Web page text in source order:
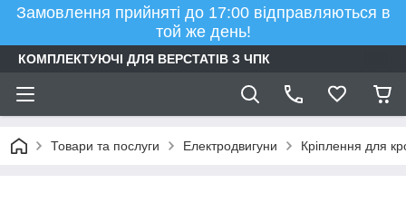
Замовлення прийняті до 17:00 відправляються в
той же день!
КОМПЛЕКТУЮЧІ ДЛЯ ВЕРСТАТІВ З ЧПК
Товари та послуги Електродвигуни Кріплення для